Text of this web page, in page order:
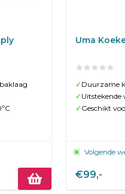
Uma
✓ Duurzame
✓
✓ Geschikt
Volgende
€99,-